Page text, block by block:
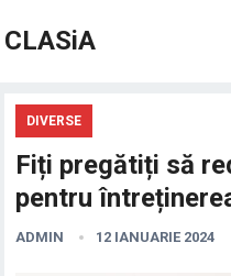
CLASiA
DIVERSE
Fiți pregătiți să
pentru
ADMIN 12 IANUARIE 2024